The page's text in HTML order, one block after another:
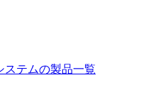
ステムの製品一覧